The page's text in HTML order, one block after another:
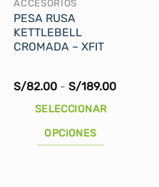
ACCESORIOS
PESA RUSA
KETTLEBELL
CROMADA – XFIT
S/82.00 - S/189.00Rango
SELECCIONAR
OPCIONES